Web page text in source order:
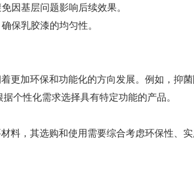
因基层问题影响后续效果。
保乳胶漆的均匀性。
更加环保和功能化的方向发展。例如，抑
个性化需求选择具有特定功能的产品。
料，其选购和使用需要综合考虑环保性、